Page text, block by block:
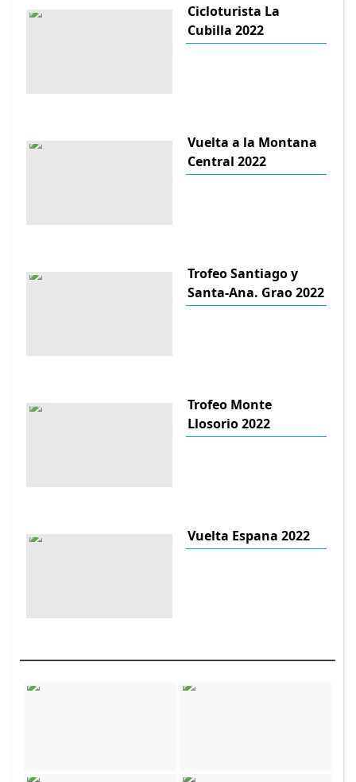
Cicloturista La
Cubilla 2022
Vuelta a la Montana
Central 2022
Trofeo Santiago y
Santa-Ana. Grao 2022
Trofeo Monte
Llosorio 2022
Vuelta Espana 2022